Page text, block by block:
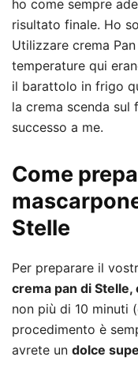
ho come sempre
risultato finale. Ho
Utilizzare crema
temperature qui
il barattolo in frigo
la crema scenda
successo a me.
Come
Stelle
Per preparare il
crema pan di Stelle,
non più di 10 minuti
procedimento è
avrete un dolce